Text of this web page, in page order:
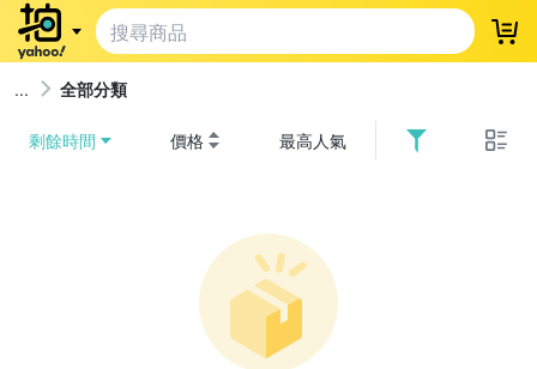
登
全部分類
剩餘時間 價格 最高人氣